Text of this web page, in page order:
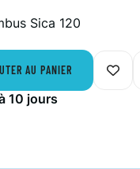
Sica 120
AU PANIER
10 jours